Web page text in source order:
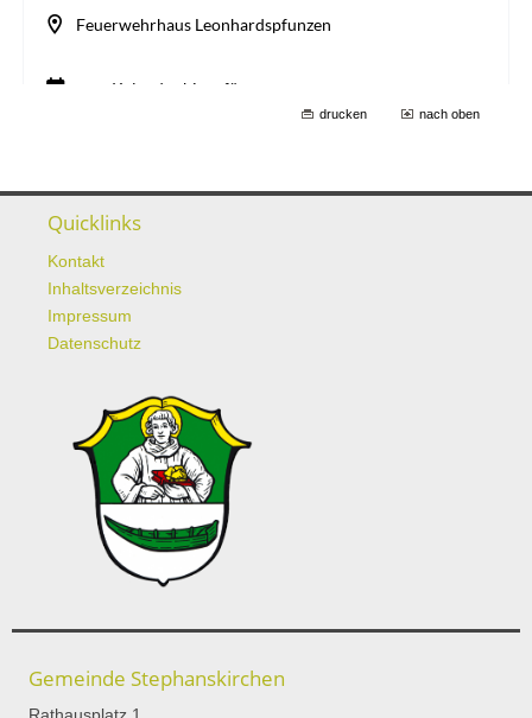
drucken nach oben
Quicklinks
Kontakt
Inhaltsverzeichnis
Impressum
Datenschutz
Gemeinde Stephanskirchen